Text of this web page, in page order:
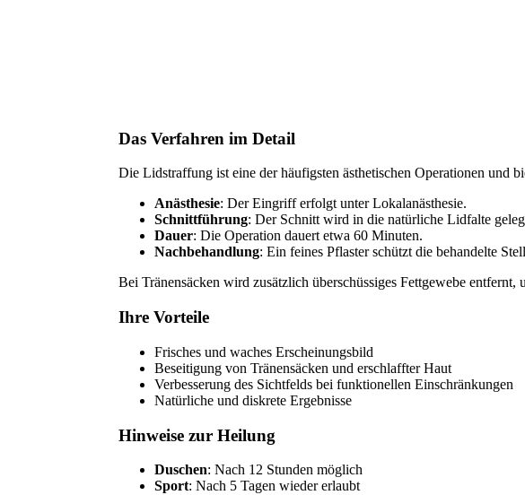
Das Verfahren im Detail
Die Lidstraffung ist eine der häufigsten ästhetischen Operationen und
Anästhesie: Der Eingriff erfolgt unter Lokalanästhesie.
Schnittführung: Der Schnitt wird in die natürliche Lidfalte
Dauer: Die Operation dauert etwa 60 Minuten.
Nachbehandlung: Ein feines Pflaster schützt die behandelte
Bei Tränensäcken wird zusätzlich überschüssiges Fettgewebe
Ihre Vorteile
Frisches und waches Erscheinungsbild
Beseitigung von Tränensäcken und erschlaffter Haut
Verbesserung des Sichtfelds bei funktionellen Einschränkungen
Natürliche und diskrete Ergebnisse
Hinweise zur Heilung
Duschen: Nach 12 Stunden möglich
Sport: Nach 5 Tagen wieder erlaubt